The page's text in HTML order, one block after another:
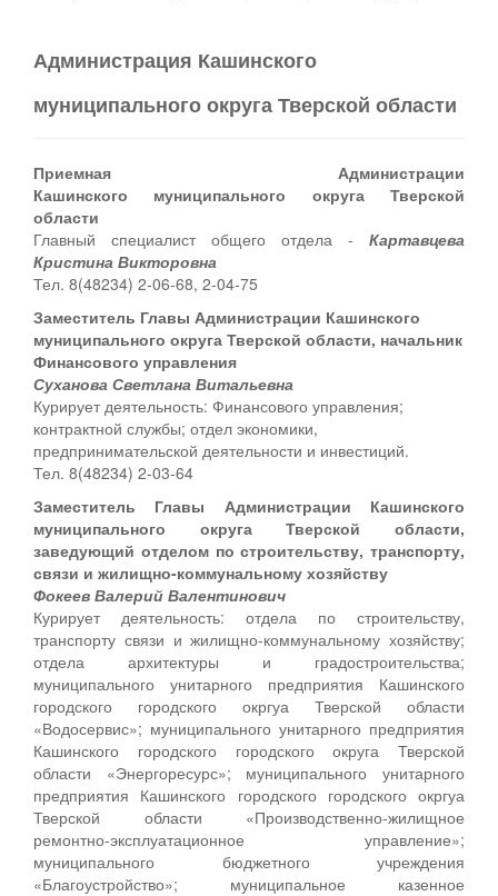
Администрация Кашинского
муниципального округа Тверской области
Приемная Администрации
Кашинского муниципального округа Тверской
области
Главный специалист общего отдела - Картавцева
Кристина Викторовна
Тел. 8(48234) 2-06-68, 2-04-75
Заместитель Главы Администрации Кашинского
муниципального округа Тверской области, начальник
Финансового управления
Суханова Светлана Витальевна
Курирует деятельность: Финансового управления;
контрактной службы; отдел экономики,
предпринимательской деятельности и инвестиций.
Тел. 8(48234) 2-03-64
Заместитель Главы Администрации Кашинского
муниципального округа Тверской области,
заведующий отделом по строительству, транспорту,
связи и жилищно-коммунальному хозяйству
Фокеев Валерий Валентинович
Курирует деятельность: отдела по строительству,
транспорту связи и жилищно-коммунальному хозяйству;
отдела архитектуры и градостроительства;
муниципального унитарного предприятия Кашинского
городского городского окргуа Тверской области
«Водосервис»; муниципального унитарного предприятия
Кашинского городского городского округа Тверской
области «Энергоресурс»; муниципального унитарного
предприятия Кашинского городского городского окргуа
Тверской области «Производственно-жилищное
ремонтно-эксплуатационное управление»;
муниципального бюджетного учреждения
«Благоустройство»; муниципальное казенное